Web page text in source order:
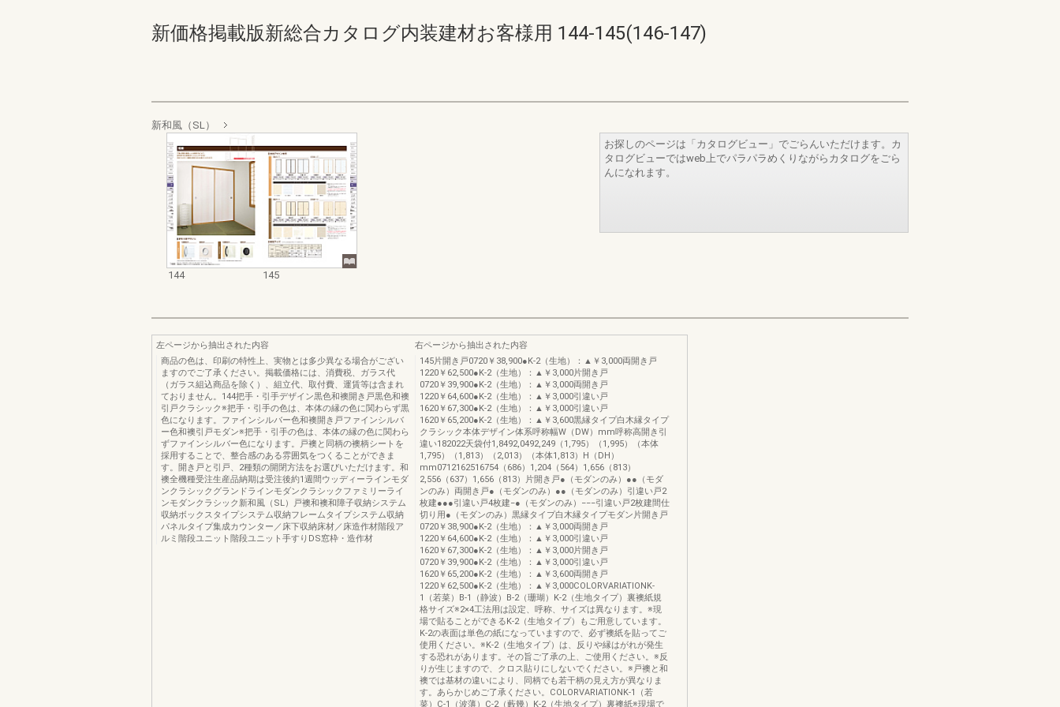
新価格掲載版新総合カタログ内装建材お客様用 144-145(146-147)
新和風（SL）
144 145
お探しのページは「カタログビュー」でごらんいただけます。カ
タログビューではweb上でパラパラめくりながらカタログをごら
んになれます。
左ページから抽出された内容
商品の色は、印刷の特性上、実物とは多少異なる場合がござい
ますのでご了承ください。掲載価格には、消費税、ガラス代
（ガラス組込商品を除く）、組立代、取付費、運賃等は含まれ
ておりません。144把手・引手デザイン黒色和襖開き戸黒色和襖
引戸クラシック※把手・引手の色は、本体の縁の色に関わらず黒
色になります。ファインシルバー色和襖開き戸ファインシルバ
ー色和襖引戸モダン※把手・引手の色は、本体の縁の色に関わら
ずファインシルバー色になります。戸襖と同柄の襖柄シートを
採用することで、整合感のある雰囲気をつくることができま
す。開き戸と引戸、2種類の開閉方法をお選びいただけます。和
襖全機種受注生産品納期は受注後約1週間ウッディーラインモダ
ンクラシックグランドラインモダンクラシックファミリーライ
ンモダンクラシック新和風（SL）戸襖和襖和障子収納システム
収納ボックスタイプシステム収納フレームタイプシステム収納
パネルタイプ集成カウンター／床下収納床材／床造作材階段ア
ルミ階段ユニット階段ユニット手すりDS窓枠・造作材
右ページから抽出された内容
145片開き戸0720￥38,900●K-2（生地）：▲￥3,000両開き戸
1220￥62,500●K-2（生地）：▲￥3,000片開き戸
0720￥39,900●K-2（生地）：▲￥3,000両開き戸
1220￥64,600●K-2（生地）：▲￥3,000引違い戸
1620￥67,300●K-2（生地）：▲￥3,000引違い戸
1620￥65,200●K-2（生地）：▲￥3,600黒縁タイプ白木縁タイプ
クラシック本体デザイン体系呼称幅W（DW）mm呼称高開き引
違い182022天袋付1,8492,0492,249（1,795）（1,995）（本体
1,795）（1,813）（2,013）（本体1,813）H（DH）
mm0712162516754（686）1,204（564）1,656（813）
2,556（637）1,656（813）片開き戸●（モダンのみ）●●（モダ
ンのみ）両開き戸●（モダンのみ）●●（モダンのみ）引違い戸2
枚建●●●引違い戸4枚建−●（モダンのみ）−−−引違い戸2枚建間仕
切り用●（モダンのみ）黒縁タイプ白木縁タイプモダン片開き戸
0720￥38,900●K-2（生地）：▲￥3,000両開き戸
1220￥64,600●K-2（生地）：▲￥3,000引違い戸
1620￥67,300●K-2（生地）：▲￥3,000片開き戸
0720￥39,900●K-2（生地）：▲￥3,000引違い戸
1620￥65,200●K-2（生地）：▲￥3,600両開き戸
1220￥62,500●K-2（生地）：▲￥3,000COLORVARIATIONK-
1（若菜）B-1（静波）B-2（珊瑚）K-2（生地タイプ）裏襖紙規
格サイズ※2×4工法用は設定、呼称、サイズは異なります。※現
場で貼ることができるK-2（生地タイプ）もご用意しています。
K-2の表面は単色の紙になっていますので、必ず襖紙を貼ってご
使用ください。※K-2（生地タイプ）は、反りや縁はがれが発生
する恐れがあります。その旨ご了承の上、ご使用ください。※反
りが生じますので、クロス貼りにしないでください。※戸襖と和
襖では基材の違いにより、同柄でも若干柄の見え方が異なりま
す。あらかじめご了承ください。COLORVARIATIONK-1（若
菜）C-1（波薄）C-2（藪幾）K-2（生地タイプ）裏襖紙※現場で